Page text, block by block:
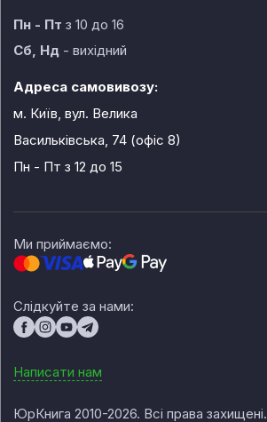
Пн - Пт з 10 до 16
Сб, Нд - вихідний
Адреса самовивозу:
м. Київ, вул. Велика
Васильківська, 74 (офіс 8)
Пн - Пт з 12 до 15
Ми приймаємо:
Слідкуйте за нами:
Написати нам
ЮрКнига 2010-2026. Всі права захищені.